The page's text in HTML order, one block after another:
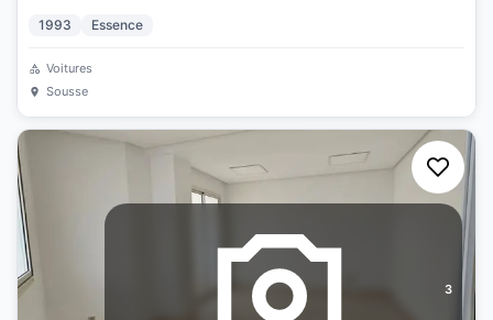
1993 Essence
Voitures
Sousse
3